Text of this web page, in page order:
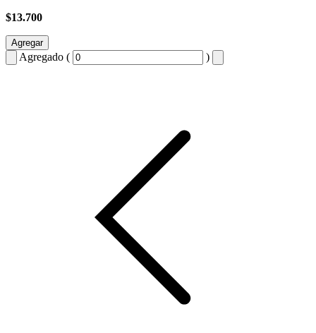
$13.700
Agregar
Agregado ( )